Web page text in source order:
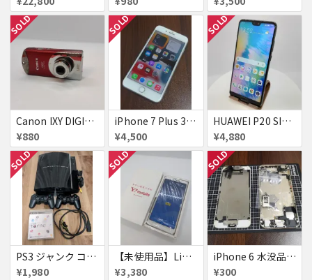
SOLD
Canon IXY DIGITAL L3 ズームレンズ不良
¥880
SOLD
iPhone 7 Plus 32GB
¥4,500
SOLD
HUAWEI P20 SIMフリー 861197043272279
¥4,880
SOLD
PS3 ジャンク コントローラー付き
¥1,980
SOLD
【未使用品】Libero S10 Softbank
¥3,380
SOLD
iPhone 6 水没品 ネジなど部品取り用
¥300